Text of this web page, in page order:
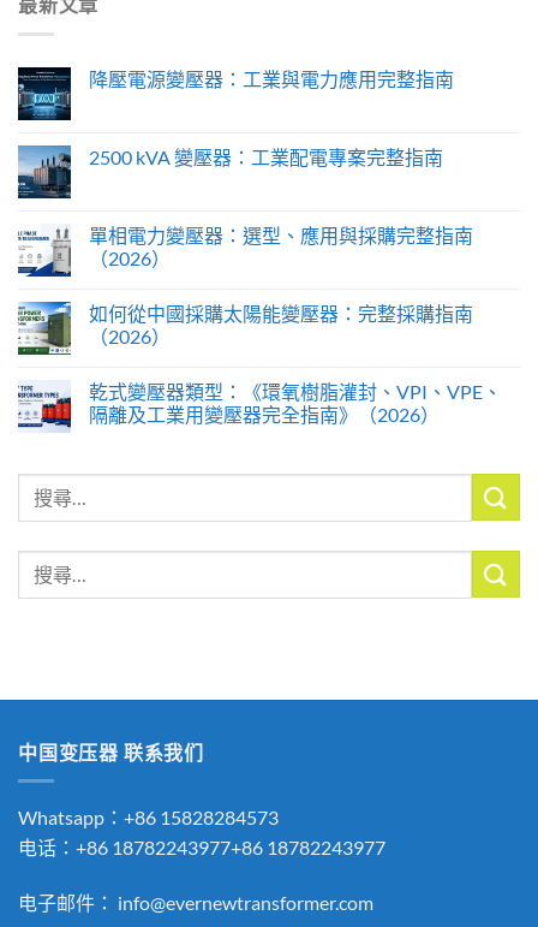
降壓電源變壓器：工業與電力應用完整指南
2500 kVA 變壓器：工業配電專案完整指南
單相電力變壓器：選型、應用與採購完整指南
（2026）
如何從中國採購太陽能變壓器：完整採購指南
（2026）
乾式變壓器類型：《環氧樹脂灌封、VPI、VPE、
隔離及工業用變壓器完全指南》（2026）
字:
中国变压器 联系我们
Whatsapp：+86 15828284573
电话：+86 18782243977+86 18782243977
电子邮件： info@evernewtransformer.com